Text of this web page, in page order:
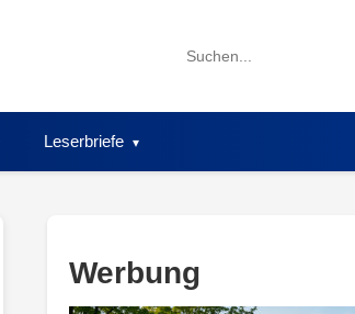
Search
Leserbriefe
Werbung